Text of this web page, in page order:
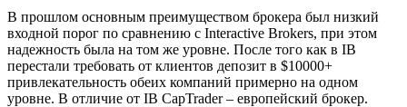
В прошлом основным преимуществом брокера был низкий
входной порог по сравнению с Interactive Brokers, при этом
надежность была на том же уровне. После того как в IB
перестали требовать от клиентов депозит в $10000+
привлекательность обеих компаний примерно на одном
уровне. В отличие от IB CapTrader – европейский брокер.